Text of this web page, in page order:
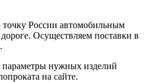
России автомобильным
Осуществляем поставки в
параметры нужных изделий
на сайте.